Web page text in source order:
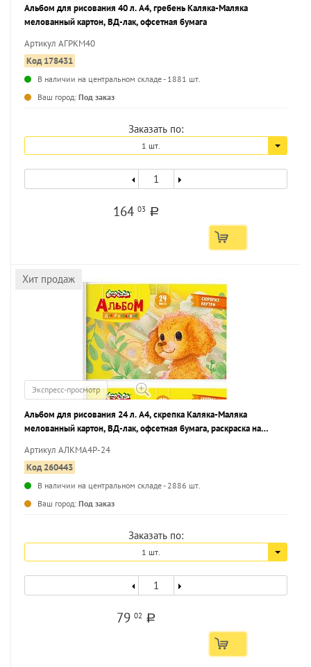
Альбом для рисования 40 л. А4, гребень Каляка-Маляка
мелованный картон, ВД-лак, офсетная бумага
Артикул АГРКМ40
Код 178431
В наличии на центральном складе - 1881 шт.
Ваш город: Под заказ
Заказать по:
1 шт.
16403 a
Хит продаж
Экспресс-просмотр
Альбом для рисования 24 л. А4, скрепка Каляка-Маляка
мелованный картон, ВД-лак, офсетная бумага, раскраска на
Артикул АЛКМА4Р-24
Код 260443
В наличии на центральном складе - 2886 шт.
Ваш город: Под заказ
Заказать по:
1 шт.
7902 a